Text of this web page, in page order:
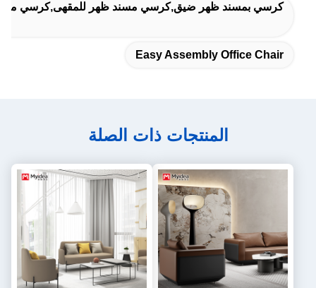
كرسي بمسند ظهر ضيق,كرسي مسند ظهر للمقهى,كرسي
Easy Assembly Office Chair
المنتجات ذات الصلة